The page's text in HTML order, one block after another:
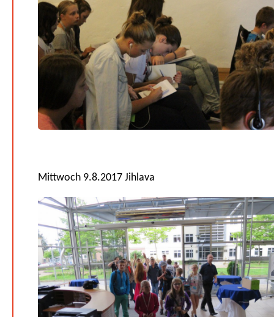
Mittwoch 9.8.2017 Jihlava